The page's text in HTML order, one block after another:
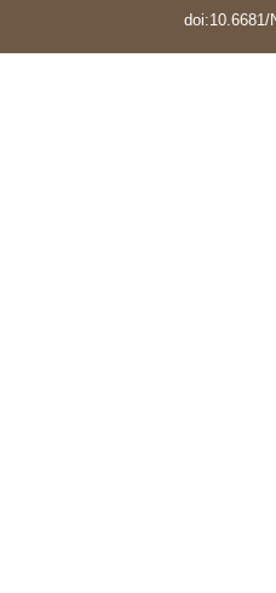
doi:10.6681/